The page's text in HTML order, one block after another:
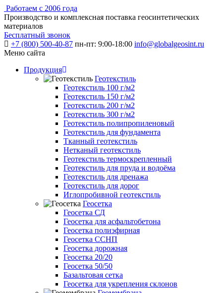
Работаем с 2006 года
Производство и комплексная поставка геосинтетических
материалов
Бесплатный звонок
+7 (800) 500-40-87 пн-пт: 9:00-18:00 info@globalgeosint.ru
Меню сайта
Продукция
Геотекстиль
Геотекстиль 100 г/м2
Геотекстиль 150 г/м2
Геотекстиль 200 г/м2
Геотекстиль 300 г/м2
Геотекстиль полипропиленовый
Геотекстиль для фундамента
Тканный геотекстиль
Нетканый геотекстиль
Геотекстиль термоскрепленный
Геотекстиль для пруда и водоёма
Геотекстиль для дренажа
Геотекстиль для дорог
Иглопробивной геотекстиль
Геосетка
Геосетка СД
Геосетка для асфальтобетона
Геосетка полиэфирная
Геосетка ССНП
Геосетка дорожная
Геосетка 20/20
Геосетка 50/50
Базальтовая сетка
Геосетка для укрепления склонов